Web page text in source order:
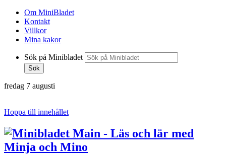
Om MiniBladet
Kontakt
Villkor
Mina kakor
Sök på Minibladet
Sök
fredag 7 augusti
Hoppa till innehållet